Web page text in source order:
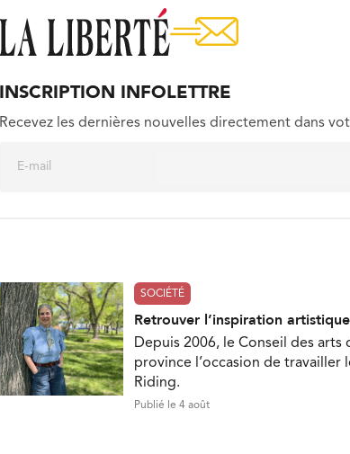
INSCRIPTION INFOLETTRE
Recevez les dernières nouvelles directement dans
SOCIÉTÉ
Retrouver l’inspiration
Depuis 2006, le Conseil des
province l’occasion de
Riding.
Publié le 4 août